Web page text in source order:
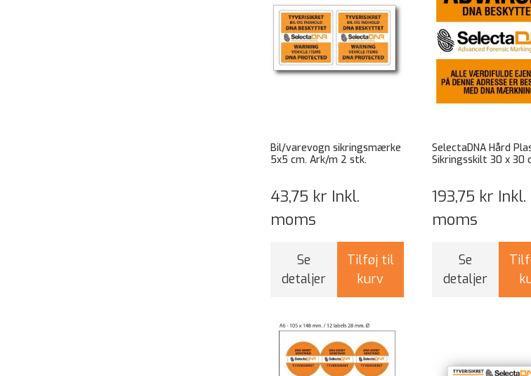
Bil/varevogn sikringsmærke
5x5 cm. Ark/m 2 stk.
43,75 kr Inkl.
moms
Se
detaljer
Tilføj til
kurv
SelectaDNA Hård
Sikringsskilt 30 x 30
193,75 kr Inkl.
moms
Se
detaljer